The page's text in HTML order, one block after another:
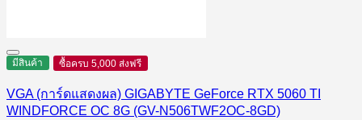
มีสินค้า ซื้อครบ 5,000 ส่งฟรี
VGA (การ์ดแสดงผล) GIGABYTE GeForce RTX 5060 TI
WINDFORCE OC 8G (GV-N506TWF2OC-8GD)